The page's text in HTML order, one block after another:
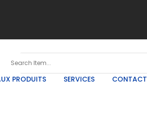
PRODUITS SERVICES CONTACT